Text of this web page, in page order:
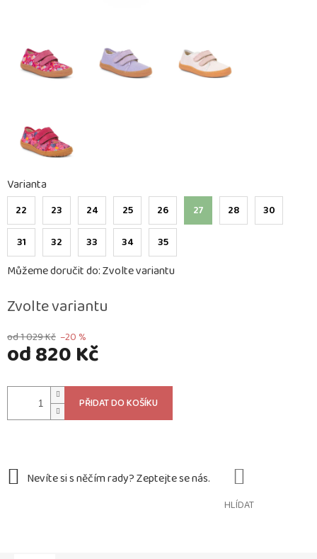
od 1 029 Kč –20 %
od820 Kč
cena:
Zvolte variantu
Varianta
22 23 24 25 26 27 28 30
31 32 33 34 35
Můžeme doručit do:Zvolte variantu
PŘIDAT DO KOŠÍKU
HLÍDAT